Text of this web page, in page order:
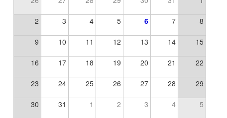
2 3 4 5 6 7 8
9 10 11 12 13 14 15
16 17 18 19 20 21 22
23 24 25 26 27 28 29
30 31 1 2 3 4 5